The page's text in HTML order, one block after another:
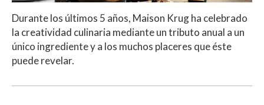
Durante los últimos 5 años, Maison Krug ha celebrado
la creatividad culinaria mediante un tributo anual a un
único ingrediente y a los muchos placeres que éste
puede revelar.